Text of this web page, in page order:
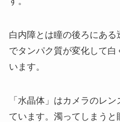
白内障とは瞳の後ろにある
でタンパク質が変化して
います。
「水晶体」はカメラのレ
ています。濁ってしまう